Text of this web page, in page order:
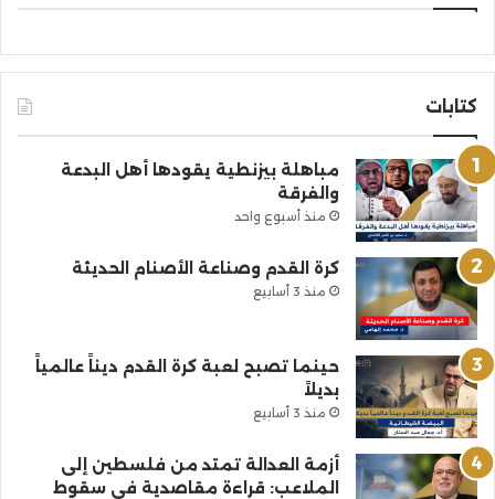
كتابات
مباهلة بيزنطية يقودها أهل البدعة
والفرقة
منذ أسبوع واحد
كرة القدم وصناعة الأصنام الحديثة
منذ 3 أسابيع
حينما تصبح لعبة كرة القدم ديناً عالمياً
بديلاً
منذ 3 أسابيع
أزمة العدالة تمتد من فلسطين إلى
الملاعب: قراءة مقاصدية في سقوط